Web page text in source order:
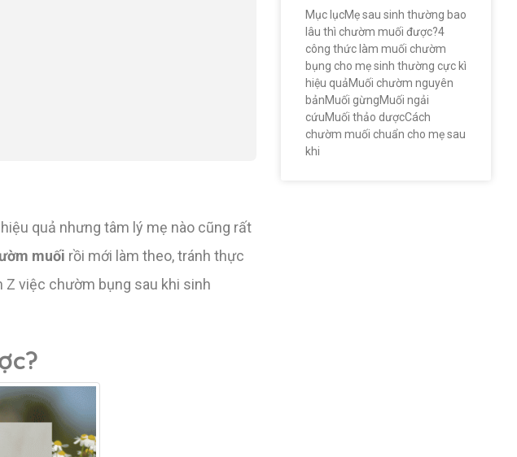
quả nhưng tâm lý mẹ nào cũng rất
muối rồi mới làm theo, tránh thực
Z việc chườm bụng sau khi sinh
Mục lụcMẹ sau sinh thường bao
lâu thì chườm muối được?4
công thức làm muối chườm
bụng cho mẹ sinh thường cực kì
hiệu quảMuối chườm nguyên
bảnMuối gừngMuối ngải
cứuMuối thảo dượcCách
chườm muối chuẩn cho mẹ sau
khi